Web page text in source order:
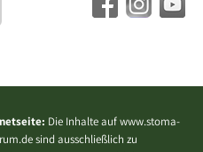
Die Inhalte auf www.stoma-
sind ausschließlich zu